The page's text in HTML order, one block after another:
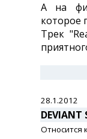
А на
которое
Трек
28.1.2012
Относится